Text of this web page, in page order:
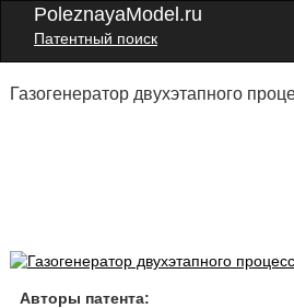
PoleznayaModel.ru
Патентный поиск
Газогенератор двухэтапного
Авторы патента: